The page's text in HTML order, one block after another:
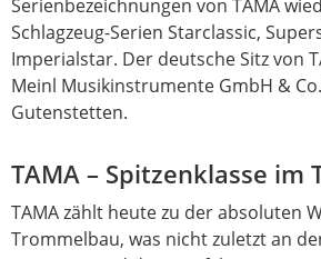
Serienbezeichnungen von TAMA
Schlagzeug-Serien Starclassic,
Imperialstar. Der deutsche Sitz von
Meinl Musikinstrumente GmbH &
Gutenstetten.
TAMA – Spitzenklasse im
TAMA zählt heute zu der absoluten
Trommelbau, was nicht zuletzt an